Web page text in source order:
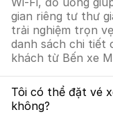
gian riêng tư thư
trải nghiệm trọn
danh sách chi tiết
khách từ Bến xe
Tôi có thể đặt vé
không?